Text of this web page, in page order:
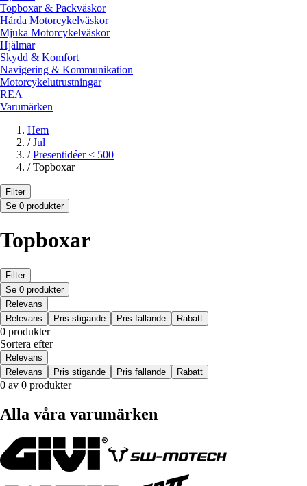
Topboxar & Packväskor
Hårda Motorcykelväskor
Mjuka Motorcykelväskor
Hjälmar
Skydd & Komfort
Navigering & Kommunikation
Motorcykelutrustningar
REA
Varumärken
Hem
/ Jul
/ Presentidéer < 500
/ Topboxar
Filter
Se 0 produkter
Topboxar
Filter
Se 0 produkter
Relevans
Relevans
Pris stigande Pris fallande Rabatt
0 produkter
Sortera efter
Relevans
Relevans
Pris stigande Pris fallande Rabatt
0 av 0 produkter
Alla våra varumärken